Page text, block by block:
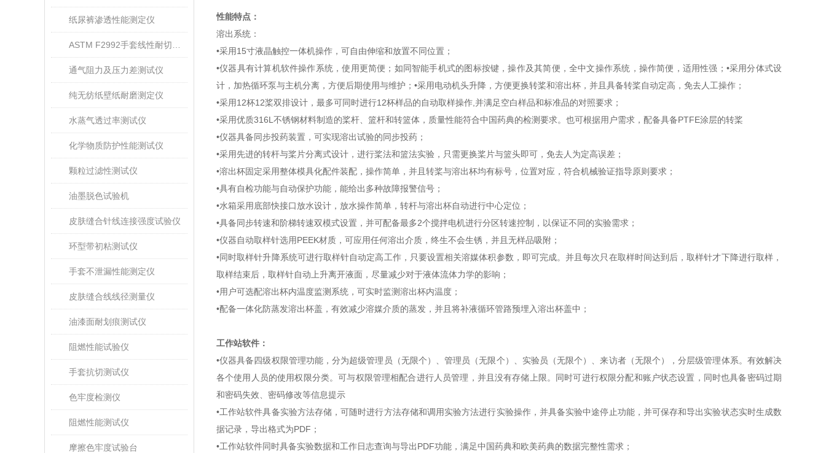
纸尿裤渗透性能测定仪
通气阻力及压力差测试仪
纯无纺纸壁纸耐磨测定仪
水蒸气透过率测试仪
化学物质防护性能测试仪
颗粒过滤性测试仪
油墨脱色试验机
皮肤缝合针线连接强度试验仪
环型带初粘测试仪
手套不泄漏性能测定仪
皮肤缝合线线径测量仪
油漆面耐划痕测试仪
阻燃性能试验仪
手套抗切测试仪
色牢度检测仪
阻燃性能测试仪
摩擦色牢度试验台
性能特点：
溶出系统：
•采用1 5寸液晶触控一体机操作，可自由伸缩和放置不同位置；
•仪器具有计算机软件操作系统，使用更简便；如同智能手机式的图标按键，操作及其简便，全中文操作系统，操作简便，适用性强；•采用分体式设
计，加热循环泵与主机分离，方便后期使用与维护；•采用电动机头升降，方便更换转桨和溶出杯，并且具备转桨自动定高，免去人工操作；
•采用12杯12桨双排设计，最多可同时进行12杯样品的自动取样操作 并满足空白样品和标准品的对照要求；
•采用优质316L 不锈钢材料制造的桨杆、篮杆和转篮体，质量性能符合中国药典的检测要求。也可根据用户需求，配备具备PTFE涂层的转桨
•仪器具备同步投药装置，可实现溶出试验的同步投药；
•采用先进的转杆与桨片分离式设计，进行桨法和篮法实验，只需更换桨片与篮头即可，免去人为定高误差；
•溶出杯固定采用整体模具化配件装配，操作简单，并且转桨与溶出杯均有标号，位置对应，符合机械验证指导原则要求；
•具有自检功能与自动保护功能，能给出多种故障报警信号；
•水箱采用底部快接口放水设计，放水操作简单，转杆与溶出杯自动进行中心定位；
•具备同步转速和阶梯转速双模式设置，并可配备最多2个搅拌电机进行分区转速控制，以保证不同的实验需求；
•仪器自动取样针选用PEEK材质，可应用任何溶出介质，终生不会生锈，并且无样品吸附；
•同时取样针升降系统可进行取样针自动定高工作，只要设置相关溶媒体积参数，即可完成。并且每次只在取样时间达到后，取样针才下降进行取样，
取样结束后，取样针自动上升离开液面，尽量减少对于液体流体力学的影响；
•用户可选配溶出杯内温度监测系统，可实时监测溶出杯内温度；
•配备一体化防蒸发溶出杯盖，有效减少溶媒介质的蒸发，并且将补液循环管路预埋入溶出杯盖中；
工作站软件：
•仪器具备四级权限管理功能，分为超级管理员（无限个）、管理员（无限个）、实验员（无限个）、来访者（无限个），分层级管理体系。有效解决
各个使用人员的使用权限分类。可与权限管理相配合进行人员管理，并且没有存储上限。同时可进行权限分配和账户状态设置，同时也具备密码过期
和密码失效、密码修改等信息提示
•工作站软件具备实验方法存储，可随时进行方法存储和调用实验方法进行实验操作，并具备实验中途停止功能，并可保存和导出实验状态实时生成数
据记录，导出格式为PDF ；
•工作站软件同时具备实验数据和工作日志查询与导出PDF功能，满足中国药典和欧美药典的数据完整性需求；